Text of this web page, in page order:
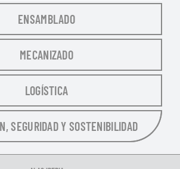
ENSAMBLADO
MECANIZADO
LOGÍSTICA
SEGURIDAD Y SOSTENIBILIDAD